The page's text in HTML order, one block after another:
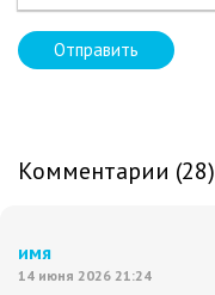
Отправить
Комментарии (28)
имя
14 июня 2026 21:24